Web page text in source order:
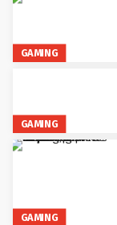
GAMING
GAMING
GAMING